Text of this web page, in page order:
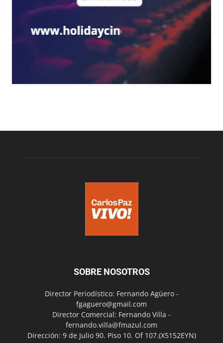
SOBRE NOSOTROS
Director Periodístico: Fernando Agüero -
fgaguero@gmail.com
Director Comercial: Fernando Villa -
fernando.villa@fmazul.com
Dirección: 9 de Julio 90. Piso 10. Of 107.(X5152EYN)